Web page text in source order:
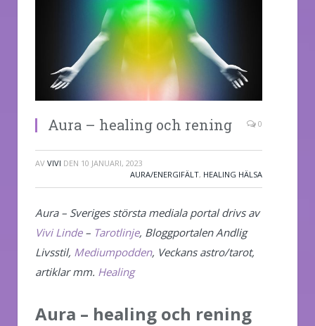
Aura – healing och rening 0
AV VIVI DEN 10 JANUARI, 2023
AURA/ENERGIFÄLT, HEALING HÄLSA
Aura – Sveriges största mediala portal drivs av
Vivi Linde– Tarotlinje, Bloggportalen Andlig
Livsstil, Mediumpodden, Veckans astro/tarot,
artiklar mm. Healing
Aura – healing och rening